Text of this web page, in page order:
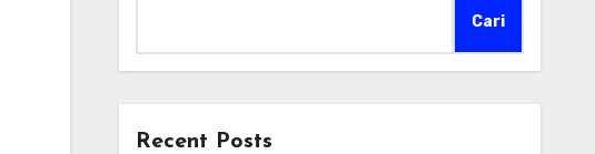
Cari
Recent Posts